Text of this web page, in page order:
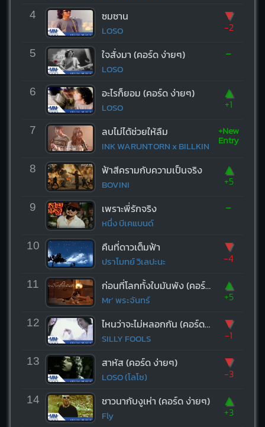
4 ซมซาน
LOSO
▼
-2
5 ใจสั่งมา (คอร์ด ง่ายๆ)
LOSO
-
6 อะไรก็ยอม (คอร์ด ง่ายๆ)
LOSO
▲
+1
7 ลบไม่ได้ช่วยให้ลืม
INK WARUNTORN x BILLKIN
+New
Entry
8 ฟ้าสีครามกับความเป็นจริง
BOVINI
▲
+5
9 เพราะพี่รักจริง
หนึ่ง บีเคแบนด์
-
10 คืนที่ดาวเต็มฟ้า
ปราโมทย์ วิเลปะนะ
▼
-4
11 ก่อนที่โลกทั้งใบมันพัง (คอร์ด ง่ายๆ)
Mr’ พระจันทร์
▲
+5
12 ไหนว่าจะไม่หลอกกัน (คอร์ด ง่ายๆ)
SILLY FOOLS
▼
-1
13 สาหัส (คอร์ด ง่ายๆ)
LOSO (โลโซ)
▼
-3
14 ชาวนากับงูเห่า (คอร์ด ง่ายๆ)
Fly
▲
+3